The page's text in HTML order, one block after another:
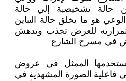
حالة تشخيصية إلي حالة
هو ما يخلق حالة التباين
للعرض تجذب وتدهش
في مسرح الشارع
الممثل في عروض
الصورة المشهدية في